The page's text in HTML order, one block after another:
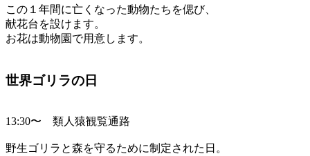
この１年間に亡くなった動物たちを偲び、
献花台を設けます。
お花は動物園で用意します。
世界ゴリラの日
13:30〜 類人猿観覧通路
野生ゴリラと森を守るために制定された日。